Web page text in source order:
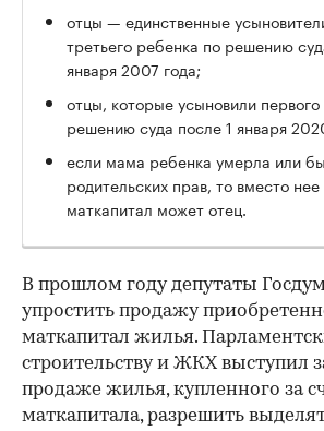
отцы — единственные
третьего ребенка по решению
января 2007 года;
отцы, которые усыновили
решению суда после 1 января
если мама ребенка умерла или
родительских прав, то вместо нее
маткапитал может отец.
В прошлом году депутаты
упростить продажу
маткапитал жилья.
строительству и ЖКХ выступил
продаже жилья, купленного за
маткапитала, разрешить